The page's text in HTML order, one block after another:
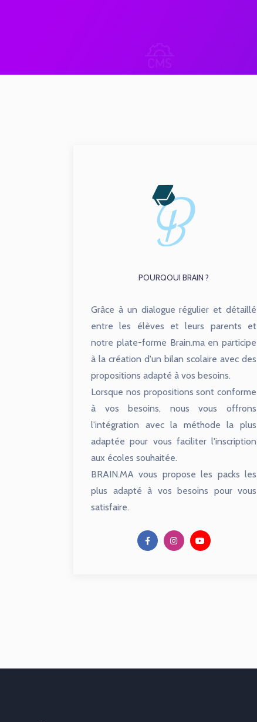
POURQOUI BRAIN ?
Grâce à un dialogue régulier et détaillé
entre les élèves et leurs parents et
notre plate-forme Brain.ma en participe
à la création d'un bilan scolaire avec des
propositions adapté à vos besoins.
Lorsque nos propositions sont conforme
à vos besoins, nous vous offrons
l'intégration avec la méthode la plus
adaptée pour vous faciliter l'inscription
aux écoles souhaitée.
BRAIN.MA vous propose les packs les
plus adapté à vos besoins pour vous
satisfaire.